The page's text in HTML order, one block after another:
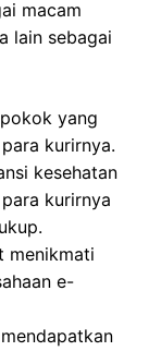
macam
lain sebagai
yang
kurirnya.
kesehatan
kurirnya
menikmati
e-